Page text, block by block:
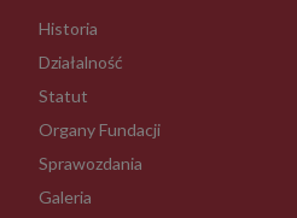
Historia
Działalność
Statut
Organy Fundacji
Sprawozdania
Galeria